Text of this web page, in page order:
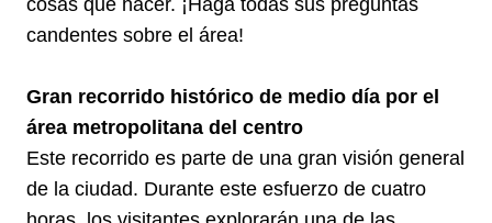
cosas que hacer. ¡Haga todas sus preguntas
candentes sobre el área!
Gran recorrido histórico de medio día por el
área metropolitana del centro
Este recorrido es parte de una gran visión general
de la ciudad. Durante este esfuerzo de cuatro